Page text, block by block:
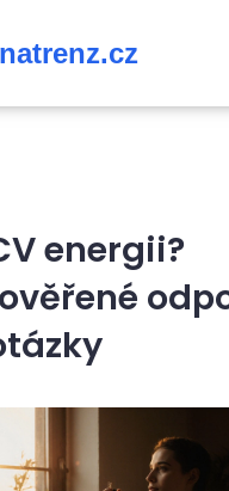
energii?